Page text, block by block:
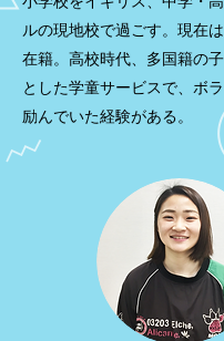
ルの現地校で過ごす。現在
在籍。高校時代、多国籍の
とした学童サービスで、ボ
励んでいた経験がある。